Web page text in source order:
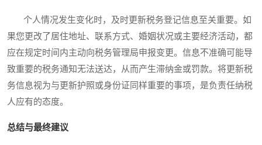
个人情况发生变化时，及时更新税务登记信息至关重要。如
果您更改了居住地址、联系方式、婚姻状况或主要经济活动，都
应在规定时间内主动向税务管理局申报变更。信息不准确可能导
致重要的税务通知无法送达，从而产生滞纳金或罚款。将更新税
务信息视为与更新护照或身份证同样重要的事项，是负责任纳税
人应有的态度。
总结与最终建议